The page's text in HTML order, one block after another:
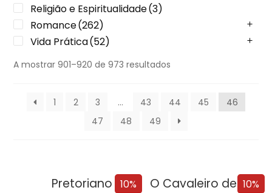
Religião e Espiritualidade(3)
Romance(262)
Vida Prática(52)
A mostrar 901–920 de 973 resultados
1 2 3 … 43 44 45
46
47
48 49
10%
Pretoriano
10%
O Cavaleiro de Westeros e Outras Histórias